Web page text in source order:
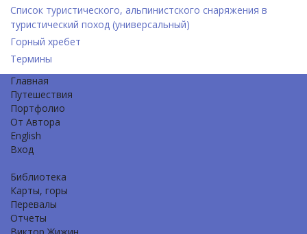
Список туристического, альпинистского снаряжения в
туристический поход (универсальный)
Горный хребет
Термины
Главная
Путешествия
Портфолио
От Автора
English
Вход
Библиотека
Карты, горы
Перевалы
Отчеты
Виктор Жижин